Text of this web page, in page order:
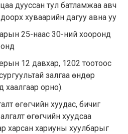
дууссан тул батламжаа авч
хуваарийн дагуу авна уу
25-наас 30-ний хооронд
12 давхар, 1202 тоотоос
залгаа өндөр
орно).
өгөгчийн хуудас, бичиг
өгөгчийн хуудсаа
харсан хариуны хуулбарыг